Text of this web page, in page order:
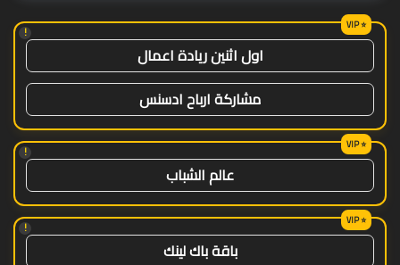
!
اول اثنين ريادة اعمال
مشاركة ارباح ادسنس
!
عالم الشباب
!
باقة باك لينك